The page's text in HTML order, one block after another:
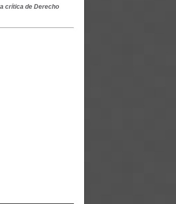
crítica de Derecho